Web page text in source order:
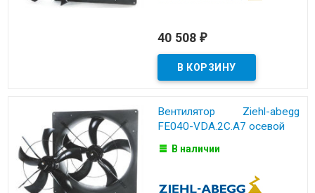
40 508 ₽
Вентилятор Ziehl-abegg
FE040-VDA.2C.A7 осевой
В наличии